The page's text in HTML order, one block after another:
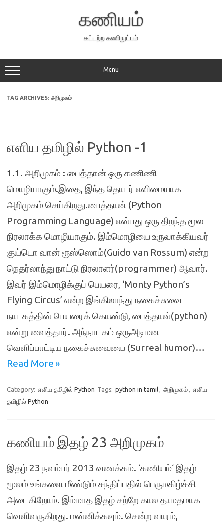
கணியம்
கட்டற்ற கணிநுட்பம்
Menu
TAG ARCHIVES: அறிமுகம்
எளிய தமிழில் Python -1
1.1. அறிமுகம் : பைத்தான் ஒரு கணிணி
மொழியாகும்.இதை, இந்த தொடர் எளிமையாக
அறிமுகம் செய்கிறது.பைத்தான் (Python
Programming Language) என்பது ஒரு திறந்த மூல
நிரலாக்க மொழியாகும். இம்மொழியை உருவாக்கியவர்
குய்டொ வான் ரூஸ்ஸொம்(Guido van Rossum) என்ற
நெதர்லாந்து நாட்டு நிரலாளர்(programmer) ஆவார்.
இவர் இம்மொழிக்குப் பெயரை, ‘Monty Python’s
Flying Circus’ என்ற இங்கிலாந்து நகைச்சுவை
நாடகத்தின் பெயரைக் கொண்டு, பைத்தான்(python)
என்று வைத்தார். அந்நாடகம் ஒருஅடிமன
வெளிப்பாட்டிய நகைச்சுவையை (Surreal humor)…
Read More »
Category: எளிய தமிழில் Python Tags: python in tamil, அறிமுகம், எளிய
தமிழில் Python
கணியம் இதழ் 23 அறிமுகம்
இதழ் 23 நவம்பர் 2013 வணக்கம். ‘கணியம்‘ இதழ்
மூலம் உங்களை மீண்டும் சந்திப்பதில் பெருமகிழ்ச்சி
அடைகிறோம். இம்மாத இதழ் சற்றே கால தாமதமாக
வெளிவருகிறது. மன்னிக்கவும். சென்ற வாரம்,